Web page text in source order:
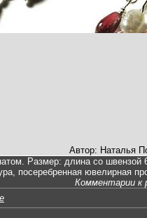
Автор: Наталья
Размер: длина со
посеребренная ювелирная
Комментарии к